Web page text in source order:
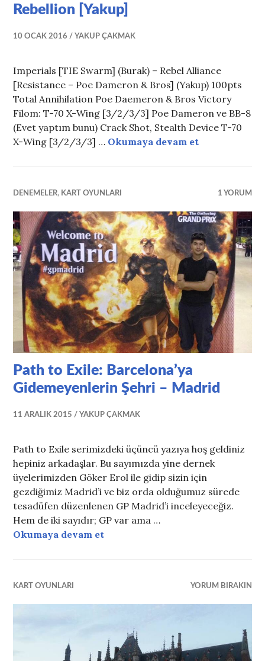
Rebellion [Yakup]
10 OCAK 2016 YAKUP ÇAKMAK
Imperials [TIE Swarm] (Burak) – Rebel Alliance
[Resistance – Poe Dameron & Bros] (Yakup) 100pts
Total Annihilation Poe Daemeron & Bros Victory
Filom: T-70 X-Wing [3/2/3/3] Poe Dameron ve BB-8
(Evet yaptım bunu) Crack Shot, Stealth Device T-70
X-Wing [3/2/3/3] … Okumaya devam etXWMG:
DENEMELER, KART OYUNLARI 1 YORUM
Path to Exile: Barcelona’ya
Gidemeyenlerin Şehri – Madrid
11 ARALIK 2015 YAKUP ÇAKMAK
Path to Exile serimizdeki üçüncü yazıya hoş geldiniz
hepiniz arkadaşlar. Bu sayımızda yine dernek
üyelerimizden Göker Erol ile gidip sizin için
gezdiğimiz Madrid’i ve biz orda olduğumuz sürede
tesadüfen düzenlenen GP Madrid’i inceleyeceğiz.
Hem de iki sayıdır; GP var ama …
Okumaya devam etPath to Exile: Barcelona’ya
KART OYUNLARI YORUM BIRAKIN